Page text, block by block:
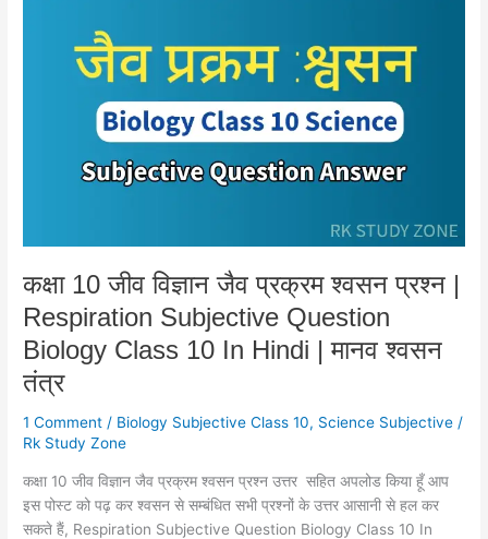
कक्षा 10 जीव विज्ञान जैव प्रक्रम श्वसन प्रश्न |
Respiration Subjective Question
Biology Class 10 In Hindi | मानव श्वसन
तंत्र
1 Comment / Biology Subjective Class 10, Science Subjective /
Rk Study Zone
कक्षा 10 जीव विज्ञान जैव प्रक्रम श्वसन प्रश्न उत्तर सहित अपलोड किया हूँ आप
इस पोस्ट को पढ़ कर श्वसन से सम्बंधित सभी प्रश्नों के उत्तर आसानी से हल कर
सकते हैं, Respiration Subjective Question Biology Class 10 In
Subjective
Question
Biology
Class
10
In
Hindi
|
मानव
तंत्र